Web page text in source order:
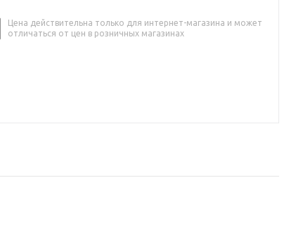
Цена действительна только для интернет-магазина и может
отличаться от цен в розничных магазинах